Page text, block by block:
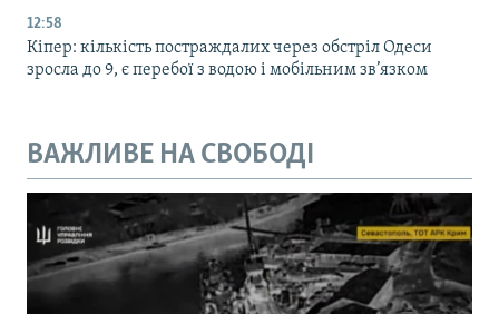
12:58
Кіпер: кількість постраждалих через обстріл Одеси
зросла до 9, є перебої з водою і мобільним зв’язком
ВАЖЛИВЕ НА СВОБОДІ